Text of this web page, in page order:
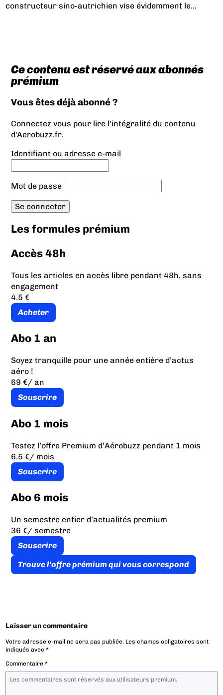
constructeur sino-autrichien vise évidemment le...
Ce contenu est réservé aux abonnés
prémium
Vous êtes déjà abonné ?
Connectez vous pour lire l'intégralité du contenu
d'Aerobuzz.fr.
Identifiant ou adresse e-mail
Mot de passe
Les formules prémium
Accès 48h
Tous les articles en accès libre pendant 48h, sans
engagement
4.5 €
Acheter
Abo 1 an
Soyez tranquille pour une année entière d’actus
aéro !
69 €/ an
Souscrire
Abo 1 mois
Testez l’offre Premium d’Aérobuzz pendant 1 mois
6.5 €/ mois
Souscrire
Abo 6 mois
Un semestre entier d’actualités premium
36 €/ semestre
Souscrire
Trouve l’offre prémium qui vous correspond
Laisser un commentaire
Votre adresse e-mail ne sera pas publiée. Les champs obligatoires sont
indiqués avec*
Commentaire*